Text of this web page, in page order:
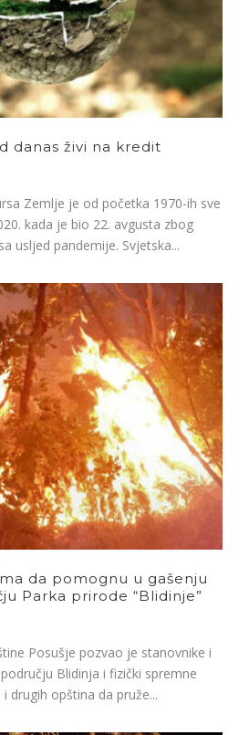
danas živi na kredit
Zemlje je od početka 1970-ih sve
kada je bio 22. avgusta zbog
usljed pandemije. Svjetska...
da pomognu u gašenju
Parka prirode “Blidinje”
Posušje pozvao je stanovnike i
Blidinja i fizički spremne
drugih opština da pruže...